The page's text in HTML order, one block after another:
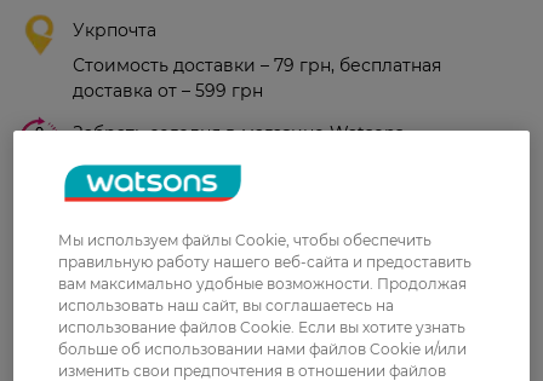
Укрпочта
Стоимость доставки – 79 грн, бесплатная
доставка от – 599 грн
Забрать сегодня в магазине Watsons
Стоимость доставки – 0 грн
Показать больше
Оплата
Оплата картой
Послеоплата
Мы используем файлы Cookie, чтобы обеспечить
правильную работу нашего веб-сайта и предоставить
вам максимально удобные возможности. Продолжая
использовать наш сайт, вы соглашаетесь на
использование файлов Cookie. Если вы хотите узнать
больше об использовании нами файлов Cookie и/или
изменить свои предпочтения в отношении файлов